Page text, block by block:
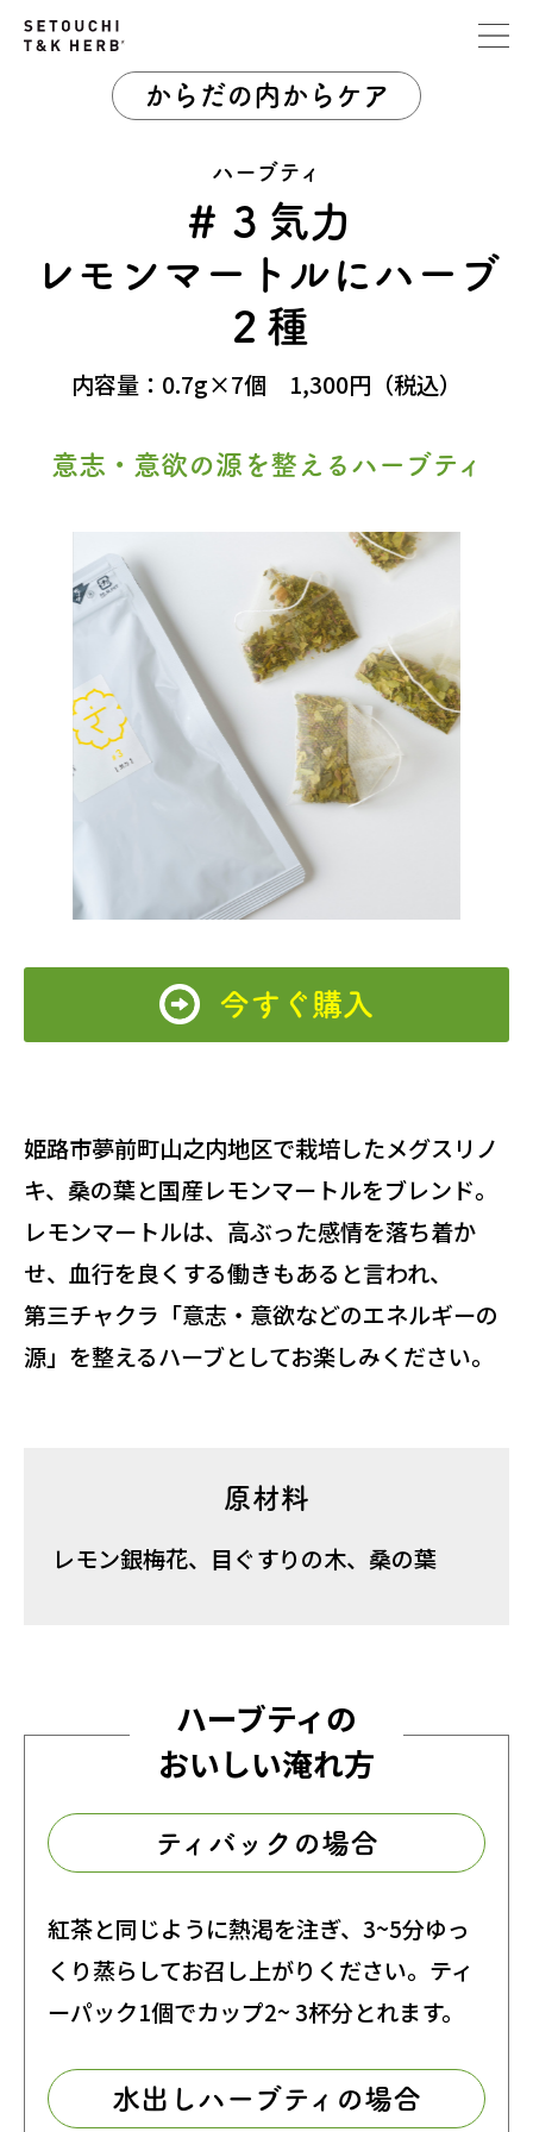
からだの内からケア
ハーブティ
＃３気力
レモンマートルにハーブ
２種
内容量：0.7g×7個 1,300円（税込）
意志・意欲の源を整えるハーブティ
今すぐ購入
姫路市夢前町山之内地区で栽培したメグスリノ
キ、桑の葉と国産レモンマートルをブレンド。
レモンマートルは、高ぶった感情を落ち着か
せ、血行を良くする働きもあると言われ、
第三チャクラ「意志・意欲などのエネルギーの
源」を整えるハーブとしてお楽しみください。
原材料
レモン銀梅花、目ぐすりの木、桑の葉
ハーブティの
おいしい淹れ方
ティバックの場合
紅茶と同じように熱渇を注ぎ、3~5分ゆっ
くり蒸らしてお召し上がりください。ティ
ーパック1個でカップ2~ 3杯分とれます。
水出しハーブティの場合